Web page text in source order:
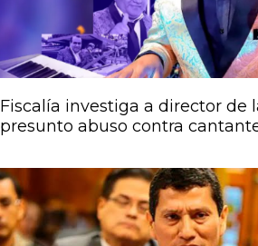
Fiscalía investiga a director de
presunto abuso contra